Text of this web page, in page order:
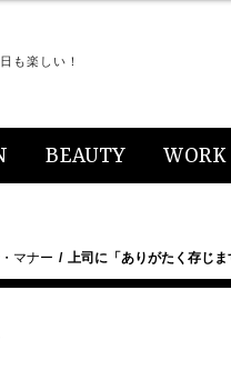
も楽しい！
BEAUTY WORK
マナー 上司に「ありがたく存じ